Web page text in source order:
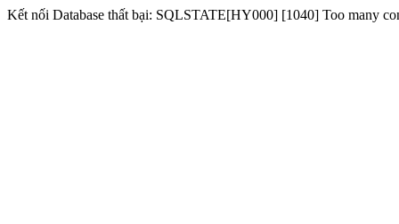
Kết nối Database thất bại: SQLSTATE[HY000] [1040] Too many